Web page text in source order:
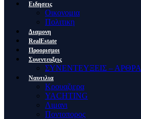
Ειδησεις
Οικονομια
Πολιτικη
Διαμονη
RealEstate
Προορισμοι
Συνεντευξεις
ΣΥΝΕΝΤΕΥΞΕΙΣ – ΑΡΘΡΑ
Ναυτιλια
Κρουαζιερα
YACHTING
Λιμανι
Ποντοπορος